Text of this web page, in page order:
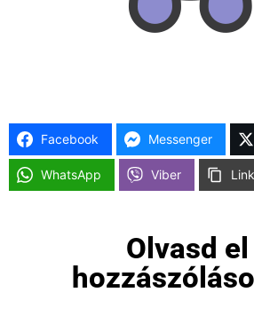
Facebook Messenger
WhatsApp Viber
Olvasd el